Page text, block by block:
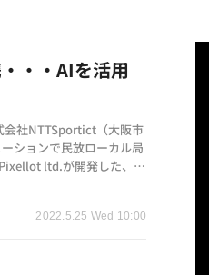
2022.5.25 Wed 10:00
・・AIを活用
会社NTTSportict（大阪市
ションで民放ローカル局
ltd.が開発した、撮